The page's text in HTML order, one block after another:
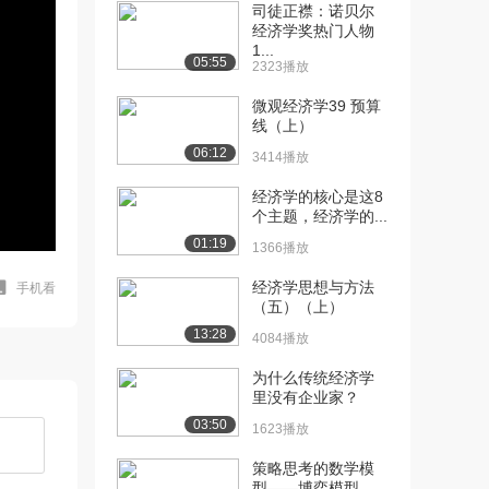
手机看
05:55
司徒正襟：诺贝尔
经济学奖热门人物
1...
2323播放
06:12
微观经济学39 预算
线（上）
3414播放
01:19
经济学的核心是这8
个主题，经济学的...
1366播放
13:28
经济学思想与方法
（五）（上）
4084播放
03:50
为什么传统经济学
里没有企业家？
1623播放
策略思考的数学模